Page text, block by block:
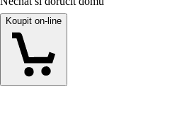
Koupit on-line